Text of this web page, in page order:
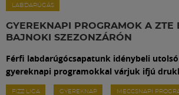
LABDARÚGÁS
GYEREKNAPI PROGRAMOK A ZTE
BAJNOKI SZEZONZÁRÓN
Férfi labdarúgócsapatunk idénybeli
gyereknapi programokkal várjuk ifjú
FIZZ LIGA GYEREKNAP MECCSNAPI
Labdarúgás
Meccscenter